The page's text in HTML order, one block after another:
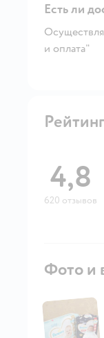
Есть ли
и оплата"
4,8
620 отзывов
Фото и